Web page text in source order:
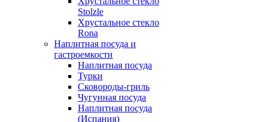
Stolzle
Хрустальное стекло
Rona
Наплитная посуда и
гастроемкости
Наплитная посуда
Турки
Сковороды-гриль
Чугунная посуда
Наплитная посуда
(Испания)